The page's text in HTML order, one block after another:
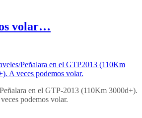
volar…
en el GTP-2013 (110Km 3000d+).
podemos volar.